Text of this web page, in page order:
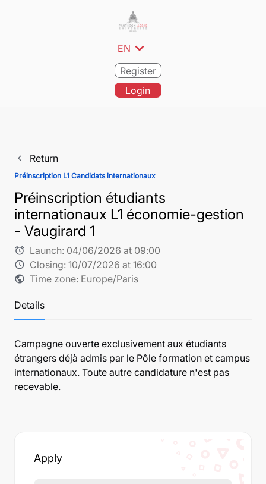
EN expand_more
Register
Login
navigate_before Return
Préinscription L1 Candidats internationaux
Préinscription étudiants
internationaux L1 économie-gestion
- Vaugirard 1
alarm Launch: 04/06/2026 at 09:00
schedule Closing: 10/07/2026 at 16:00
public Time zone: Europe/Paris
Details
Campagne ouverte exclusivement aux étudiants
étrangers déjà admis par le Pôle formation et campus
internationaux. Toute autre candidature n'est pas
recevable.
Apply